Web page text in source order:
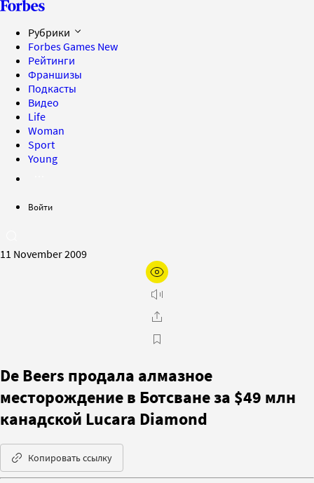
Рубрики
Forbes Games New
Рейтинги
Франшизы
Подкасты
Видео
Life
Woman
Sport
Young
Войти
11 November 2009
De Beers продала алмазное
месторождение в Ботсване за $49 млн
канадской Lucara Diamond
Копировать ссылку